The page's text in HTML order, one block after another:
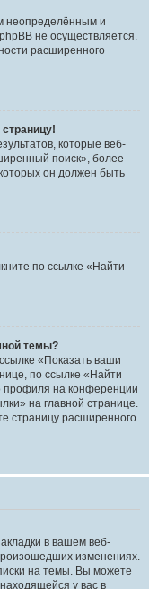
неопределённым и
не осуществляется.
расширенного
которые веб-
поиск», более
он должен быть
по ссылке «Найти
темы?
«Показать ваши
по ссылке «Найти
профиля на конференции
на главной странице.
страницу расширенного
в вашем веб-
изменениях.
на темы. Вы можете
у вас в